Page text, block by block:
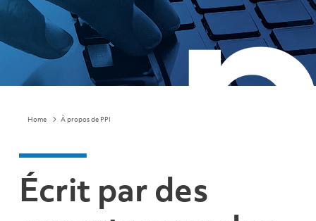
Home À propos de PPI
Écrit par des